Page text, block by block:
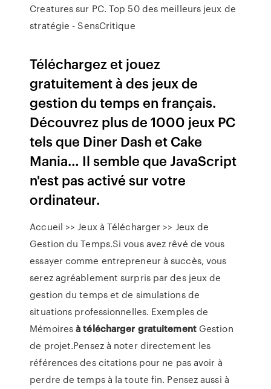
Creatures sur PC. Top 50 des meilleurs jeux de
stratégie - SensCritique
Téléchargez et jouez
gratuitement à des jeux de
gestion du temps en français.
Découvrez plus de 1000 jeux PC
tels que Diner Dash et Cake
Mania… Il semble que JavaScript
n'est pas activé sur votre
ordinateur.
Accueil >> Jeux à Télécharger >> Jeux de
Gestion du Temps.Si vous avez rêvé de vous
essayer comme entrepreneur à succès, vous
serez agréablement surpris par des jeux de
gestion du temps et de simulations de
situations professionnelles. Exemples de
Mémoiresà télécharger gratuitementGestion
de projet.Pensez à noter directement les
références des citations pour ne pas avoir à
perdre de temps à la toute fin. Pensez aussi à